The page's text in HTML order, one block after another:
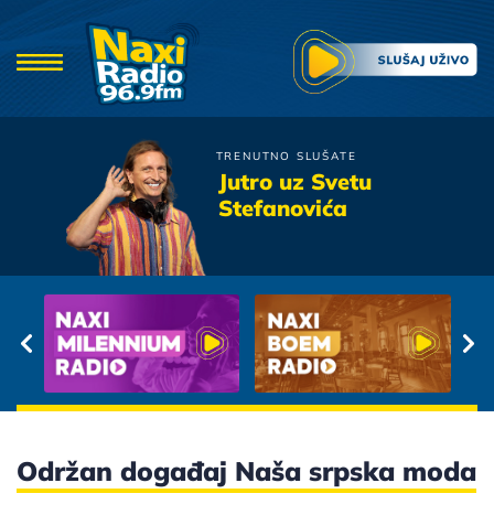
TRENUTNO SLUŠATE
Jutro uz Svetu
Stefanovića
Tijana Bogicevic
Zovi Me Kad Ti Se Place
Održan događaj Naša srpska moda